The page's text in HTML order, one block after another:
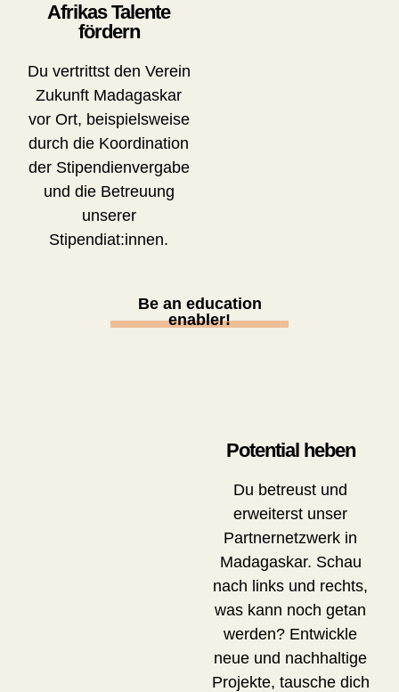
Afrikas Talente
fördern
Du vertrittst den Verein
Zukunft Madagaskar
vor Ort, beispielsweise
durch die Koordination
der Stipendienvergabe
und die Betreuung
unserer
Stipendiat:innen.
Be an education
enabler!
Potential heben
Du betreust und
erweiterst unser
Partnernetzwerk in
Madagaskar. Schau
nach links und rechts,
was kann noch getan
werden? Entwickle
neue und nachhaltige
Projekte, tausche dich